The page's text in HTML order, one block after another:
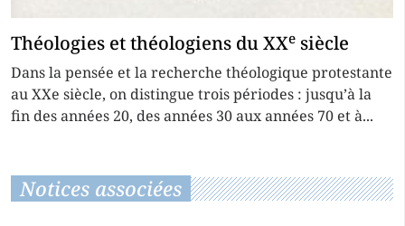
Théologies et théologiens du XXe siècle
Dans la pensée et la recherche théologique protestante
au XXe siècle, on distingue trois périodes : jusqu’à la
fin des années 20, des années 30 aux années 70 et à...
Notices associées